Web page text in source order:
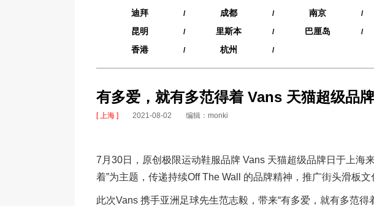
迪拜 / 成都 / 南京 /
昆明 / 里斯本 / 巴厘岛 /
香港 / 杭州 /
有多爱，就有多范得着 Vans 天猫超级品
[ 上海 ] 2021-08-02 编辑：monki
7月30日，原创极限运动鞋服品牌 Vans 天猫超级品牌日于上海
着”为主题，传递持续Off The Wall 的品牌精神，推广街头滑板文
此次Vans 携手亚洲足球先生范志毅，带来“有多爱，就有多范得